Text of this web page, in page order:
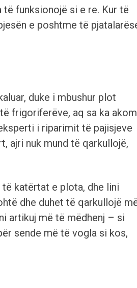
të funksionojë si e re. Kur të
e poshtme të
duke i mbushur plot
frigoriferëve, aq sa ka
i riparimit të pajisjeve
ajri nuk mund të qarkullojë,
katërtat e plota, dhe lini
dhe duhet të qarkullojë
artikuj më të mëdhenj – si
sende më të vogla si kos,